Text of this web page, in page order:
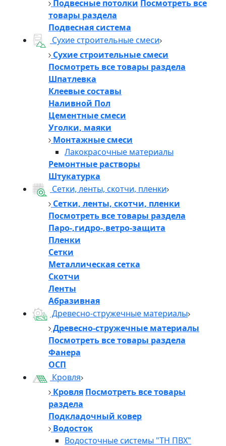
Подвесные потолки Посмотреть все
товары раздела
Подвесная система
Сухие строительные смеси
Сухие строительные смеси
Посмотреть все товары раздела
Шпатлевка
Клеевые составы
Наливной Пол
Цементные смеси
Уголки, маяки
Монтажные смеси
Лакокрасочные материалы
Ремонтные растворы
Штукатурка
Сетки, ленты, скотчи, пленки
Сетки, ленты, скотчи, пленки
Посмотреть все товары раздела
Паро-,гидро-,ветро-защита
Пленки
Сетки
Металлическая сетка
Скотчи
Ленты
Абразивная
Древесно-стружечные материалы
Древесно-стружечные материалы
Посмотреть все товары раздела
Фанера
ОСП
Кровля
Кровля Посмотреть все товары
раздела
Подкладочный ковер
Водосток
Водосточные системы "ТН ПВХ"